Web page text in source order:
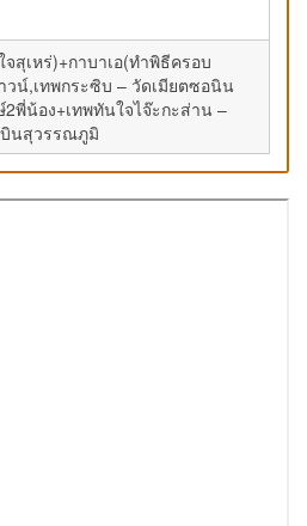
สุเหร่)+กาบาเอ(ทำพิธีครอบ
วน์,เทพกระซิบ – วัดเมียตซอนิน
พี่น้อง+เทพทันใจไจ๊ะกะส่าน –
นสุวรรณภูมิ